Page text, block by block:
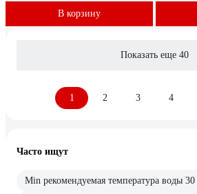
В корзину
Показать еще 40
1 2 3 4
Часто ищут
Min рекомендуемая температура воды 30